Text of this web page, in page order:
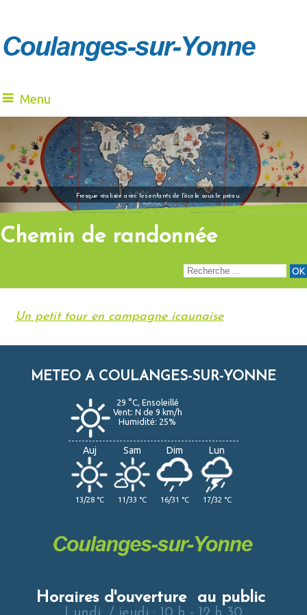
Menu
Fresque réalisée avec les enfants de l'école sous le préau
"Venez à notre
Chemin de randonnée
Un petit tour en campagne icaunaise
METEO A COULANGES-SUR-YONNE
29 °C, Ensoleillé
Vent: N de 9 km/h
Humidité: 25%
Auj
13/28 °C
Sam
11/33 °C
Dim
16/31 °C
Lun
17/32 °C
Horaires d'ouverture au public